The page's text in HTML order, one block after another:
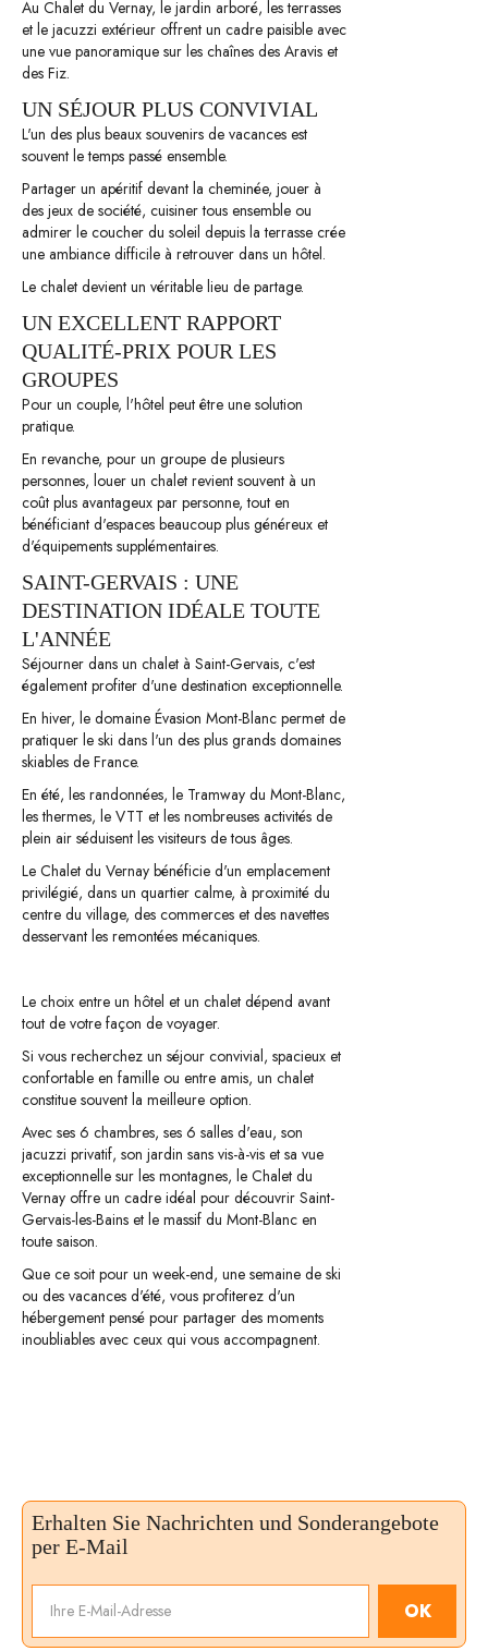
Au Chalet du Vernay, le jardin arboré, les terrasses
et le jacuzzi extérieur offrent un cadre paisible avec
une vue panoramique sur les chaînes des Aravis et
des Fiz.
UN SÉJOUR PLUS CONVIVIAL
L'un des plus beaux souvenirs de vacances est
souvent le temps passé ensemble.
Partager un apéritif devant la cheminée, jouer à
des jeux de société, cuisiner tous ensemble ou
admirer le coucher du soleil depuis la terrasse crée
une ambiance difficile à retrouver dans un hôtel.
Le chalet devient un véritable lieu de partage.
UN EXCELLENT RAPPORT
QUALITÉ-PRIX POUR LES
GROUPES
Pour un couple, l'hôtel peut être une solution
pratique.
En revanche, pour un groupe de plusieurs
personnes, louer un chalet revient souvent à un
coût plus avantageux par personne, tout en
bénéficiant d'espaces beaucoup plus généreux et
d'équipements supplémentaires.
SAINT-GERVAIS : UNE
DESTINATION IDÉALE TOUTE
L'ANNÉE
Séjourner dans un chalet à Saint-Gervais, c'est
également profiter d'une destination exceptionnelle.
En hiver, le domaine Évasion Mont-Blanc permet de
pratiquer le ski dans l'un des plus grands domaines
skiables de France.
En été, les randonnées, le Tramway du Mont-Blanc,
les thermes, le VTT et les nombreuses activités de
plein air séduisent les visiteurs de tous âges.
Le Chalet du Vernay bénéficie d'un emplacement
privilégié, dans un quartier calme, à proximité du
centre du village, des commerces et des navettes
desservant les remontées mécaniques.
Le choix entre un hôtel et un chalet dépend avant
tout de votre façon de voyager.
Si vous recherchez un séjour convivial, spacieux et
confortable en famille ou entre amis, un chalet
constitue souvent la meilleure option.
Avec ses 6 chambres, ses 6 salles d'eau, son
jacuzzi privatif, son jardin sans vis-à-vis et sa vue
exceptionnelle sur les montagnes, le Chalet du
Vernay offre un cadre idéal pour découvrir Saint-
Gervais-les-Bains et le massif du Mont-Blanc en
toute saison.
Que ce soit pour un week-end, une semaine de ski
ou des vacances d'été, vous profiterez d'un
hébergement pensé pour partager des moments
inoubliables avec ceux qui vous accompagnent.
Erhalten Sie Nachrichten und Sonderangebote
per E-Mail
OK